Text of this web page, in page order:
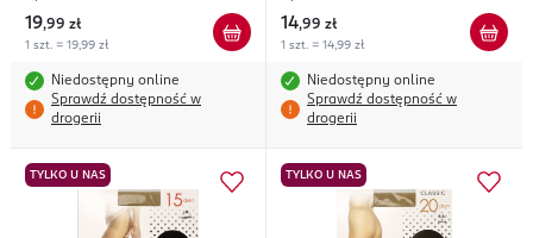
19,99 zł
1 szt. = 19,99 zł
Niedostępny online
Sprawdź dostępność w
drogerii
14,99 zł
1 szt. = 14,99 zł
Niedostępny online
Sprawdź dostępność w
drogerii
TYLKO U NAS TYLKO U NAS